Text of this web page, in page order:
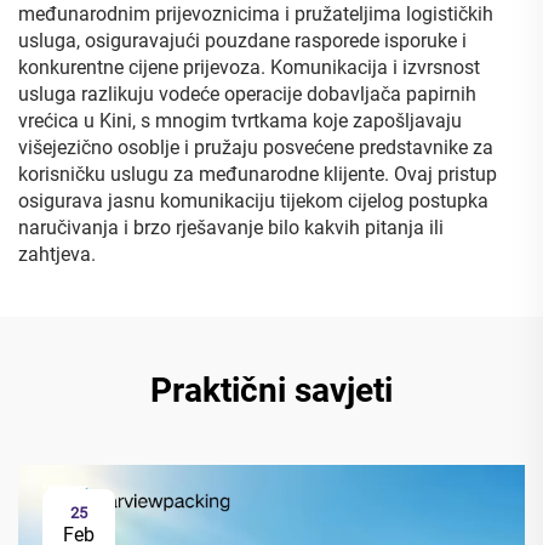
međunarodnim prijevoznicima i pružateljima logističkih
usluga, osiguravajući pouzdane rasporede isporuke i
konkurentne cijene prijevoza. Komunikacija i izvrsnost
usluga razlikuju vodeće operacije dobavljača papirnih
vrećica u Kini, s mnogim tvrtkama koje zapošljavaju
višejezično osoblje i pružaju posvećene predstavnike za
korisničku uslugu za međunarodne klijente. Ovaj pristup
osigurava jasnu komunikaciju tijekom cijelog postupka
naručivanja i brzo rješavanje bilo kakvih pitanja ili
zahtjeva.
Praktični savjeti
25
Feb